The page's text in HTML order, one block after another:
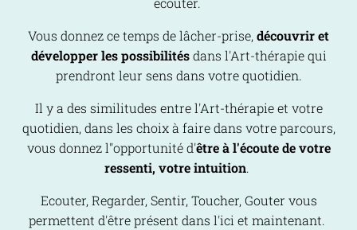
Vous donnez ce temps de lâcher-prise, découvrir et
développer les possibilitésdans l'Art-thérapie qui
prendront leur sens dans votre quotidien.
Il y a des similitudes entre l'Art-thérapie et votre
quotidien, dans les choix à faire dans votre parcours,
vous donnez l''opportunité d'être à l'écoute de votre
ressenti, votre intuition.
Ecouter, Regarder, Sentir, Toucher, Gouter vous
permettent d'être présent dans l'ici et maintenant.